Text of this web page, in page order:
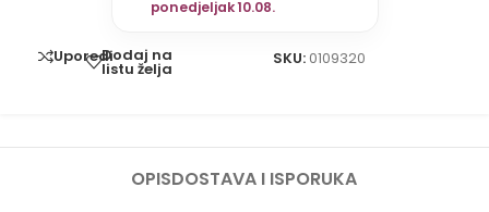
ponedjeljak 10.08.
UporediDodaj na
listu želja
SKU: 0109320
OPISDOSTAVA I ISPORUKA